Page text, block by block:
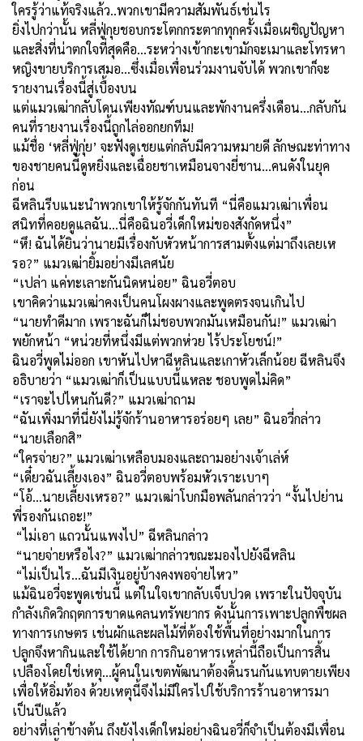
ใครรู้ว่าแท้จริงแล้ว..พวกเขามีความสัมพันธ์เช่นไร
ยิ่งไปกว่านั้น หลี่ฟู่กุยชอบกระโตกกระตากทุกครั้งเมื่อเผชิญปัญหา
และสิ่งที่น่าตกใจที่สุดคือ...ระหว่างเข้ากะเขามักจะเมาและโทรหา
หญิงขายบริการเสมอ...ซึ่งเมื่อเพื่อนร่วมงานจับได้ พวกเขาก็จะ
รายงานเรื่องนี้สู่เบื้องบน
แต่แมวเฒ่ากลับโดนเพียงทัณฑ์บนและพักงานครึ่งเดือน…กลับกัน
คนที่รายงานเรื่องนี้ถูกไล่ออกยกทีม!
แม้ชื่อ ‘หลี่ฟู่กุ่ย’ จะฟังดูเชยแต่กลับมีความหมายดี ลักษณะท่าทาง
ของชายคนนี้ดูหยิ่งและเฉื่อยชาเหมือนจางยี่ชาน...คนดังในยุค
ก่อน
ฉีหลินรีบแนะนำพวกเขาให้รู้จักกันทันที “นี่คือแมวเฒ่าเพื่อน
สนิทที่คอยดูแลฉัน...นี่คือฉินอวี่เด็กใหม่ของสังกัดหนึ่ง”
“หึ! ฉันได้ยินว่านายมีเรื่องกับหัวหน้าการสามตั้งแต่มาถึงเลยเห
รอ?” แมวเฒ่ายิ้มอย่างมีเลศนัย
“เปล่า แค่ทะเลาะกันนิดหน่อย” ฉินอวี่ตอบ
เขาคิดว่าแมวเฒ่าคงเป็นคนโผงผางและพูดตรงจนเกินไป
“นายทำดีมาก เพราะฉันก็ไม่ชอบพวกมันเหมือนกัน!” แมวเฒ่า
พยักหน้า “หน่วยที่หนึ่งมีแต่พวกห่วย ไร้ประโยชน์!”
ฉินอวี่พูดไม่ออก เขาหันไปหาฉีหลินและเกาหัวเล็กน้อย ฉีหลินจึง
อธิบายว่า “แมวเฒ่าก็เป็นแบบนี้แหละ ชอบพูดไม่คิด”
“เราจะไปไหนกันดี?” แมวเฒ่าถาม
“ฉันเพิ่งมาที่นี่ยังไม่รู้จักร้านอาหารอร่อยๆ เลย” ฉินอวี่กล่าว
“นายเลือกสิ”
“ใครจ่าย?” แมวเฒ่าเหลือบมองและถามอย่างเจ้าเล่ห์
“เดี๋ยวฉันเลี้ยงเอง” ฉินอวี่ตอบพร้อมหัวเราะเบาๆ
“โอ้...นายเลี้ยงเหรอ?” แมวเฒ่าโบกมือพลันกล่าวว่า “งั้นไปย่าน
พี่รองกันเถอะ!”
“ไม่เอา แถวนั้นแพงไป” ฉีหลินกล่าว
“นายจ่ายหรือไง?” แมวเฒ่ากล่าวขณะมองไปยังฉีหลิน
“ไม่เป็นไร...ฉันมีเงินอยู่บ้างคงพอจ่ายไหว”
แม้ฉินอวี่จะพูดเช่นนี้ แต่ในใจเขากลับเจ็บปวด เพราะในปัจจุบัน
กำลังเกิดวิกฤตการขาดแคลนทรัพยากร ดังนั้นการเพาะปลูกพืชผล
ทางการเกษตร เช่นผักและผลไม้ที่ต้องใช้พื้นที่อย่างมากในการ
ปลูกจึงหากินและใช้ได้ยาก การกินอาหารเหล่านี้ถือเป็นการสิ้น
เปลืองโดยใช่เหตุ...ผู้คนในเขตพัฒนาต้องดิ้นรนกันแทบตายเพียง
เพื่อให้อิ่มท้อง ด้วยเหตุนี้จึงไม่มีใครไปใช้บริการร้านอาหารมา
เป็นปีแล้ว
อย่างที่เล่าข้างต้น ถึงยังไงเด็กใหม่อย่างฉินอวี่ก็จำเป็นต้องมีเพื่อน